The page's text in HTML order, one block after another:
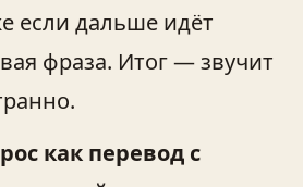
если дальше идёт
фраза. Итог — звучит
как перевод с